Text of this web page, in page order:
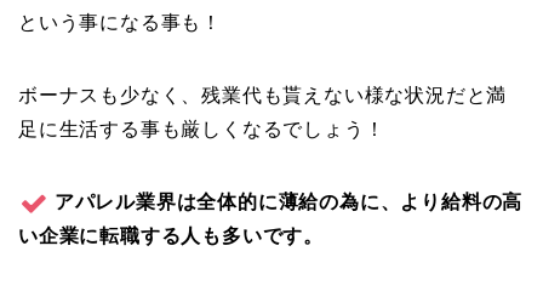
という事になる事も！
ボーナスも少なく、残業代も貰えない様な状況だと満
足に生活する事も厳しくなるでしょう！
アパレル業界は全体的に薄給の為に、より給料の高
い企業に転職する人も多いです。